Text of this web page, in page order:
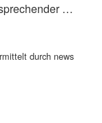
…
durch news